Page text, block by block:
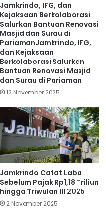
Jamkrindo, IFG, dan
Kejaksaan Berkolaborasi
Salurkan Bantuan Renovasi
Masjid dan Surau di
PariamanJamkrindo, IFG,
dan Kejaksaan
Berkolaborasi Salurkan
Bantuan Renovasi Masjid
dan Surau di Pariaman
12 November 2025
Jamkrindo Catat Laba
Sebelum Pajak Rp1,18 Triliun
hingga Triwulan III 2025
2 November 2025